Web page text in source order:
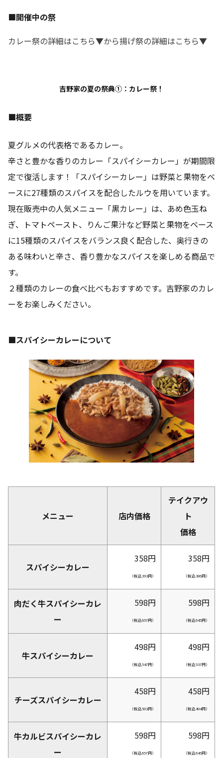
■開催中の祭
カレー祭の詳細はこちら▼から揚げ祭の詳細はこちら▼
吉野家の夏の祭典①： カレー祭！
■概要
夏グルメの代表格であるカレー。
辛さと豊かな香りのカレー「スパイシーカレー」が期間限
定で復活します！「スパイシーカレー」は野菜と果物をベ
ースに27種類のスパイスを配合したルウを用いています。
現在販売中の人気メニュー「黒カレー」は、あめ色玉ね
ぎ、トマトペースト、りんご果汁など野菜と果物をベース
に15種類のスパイスをバランス良く配合した、奥行きの
ある味わいと辛さ、香り豊かなスパイスを楽しめる商品で
す。
２種類のカレーの食べ比べもおすすめです。吉野家のカレ
ーをお楽しみください。
■スパイシーカレーについて
メニュー 店内価格
テイクアウ
ト
価格
スパイシーカレー
358円
（税込393円）
358円
（税込386円）
肉だく牛スパイシーカレ
ー
598円
（税込657円）
598円
（税込645円）
牛スパイシーカレー
498円
（税込547円）
498円
（税込537円）
チーズスパイシーカレー
458円
（税込503円）
458円
（税込494円）
牛カルビスパイシーカレ
ー
598円
（税込657円）
598円
（税込645円）